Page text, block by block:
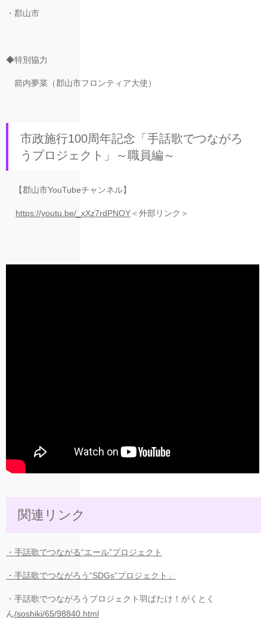
・郡山市
◆特別協力
箭内夢菜（郡山市フロンティア大使）
市政施行100周年記念「手話歌でつながろ
うプロジェクト」～職員編～
【郡山市YouTubeチャンネル】
https://youtu.be/_xXz7rdPNOY ＜外部リンク＞
関連リンク
・手話歌でつながる“エール”プロジェクト
・手話歌でつながろう“SDGs”プロジェクト」
・手話歌でつながろうプロジェクト羽ばたけ！がくとく
ん/soshiki/65/98840.html